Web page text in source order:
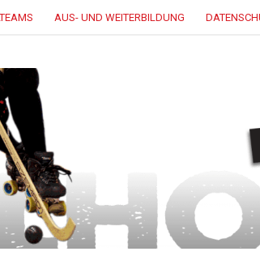
AUS- UND WEITERBILDUNG